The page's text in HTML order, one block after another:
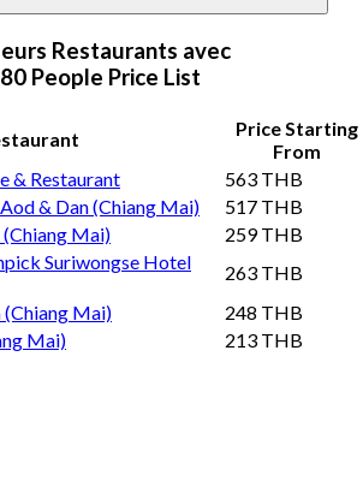
Restaurants avec
People Price List
Price Starting
From
& Restaurant
563 THB
& Dan (Chiang Mai)
517 THB
Mai)
259 THB
Suriwongse Hotel
263 THB
(Chiang Mai)
248 THB
Mai)
213 THB